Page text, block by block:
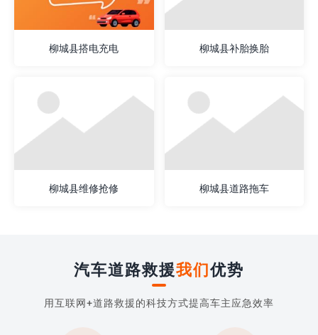
柳城县搭电充电 柳城县补胎换胎
柳城县维修抢修 柳城县道路拖车
汽车道路救援我们优势
用互联网+道路救援的科技方式提高车主应急效率